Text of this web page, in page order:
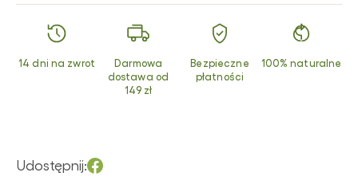
14 dni na zwrot
Darmowa
dostawa od
149 zł
Bezpieczne
płatności
100% naturalne
Udostępnij: